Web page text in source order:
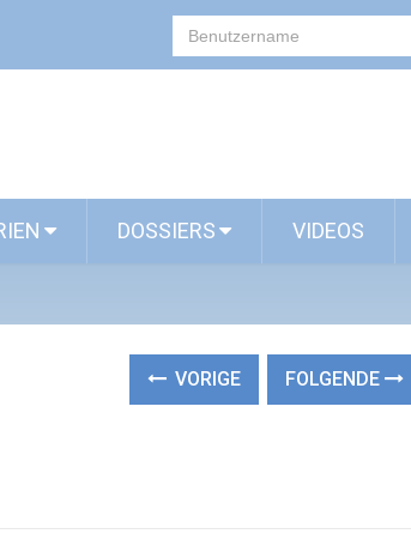
DOSSIERS VIDEOS
VORIGE FOLGENDE